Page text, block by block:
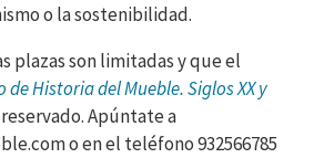
o la sostenibilidad.
plazas son limitadas y que el
de Historia del Mueble. Siglos XX y
Apúntate a
o en el teléfono 932566785